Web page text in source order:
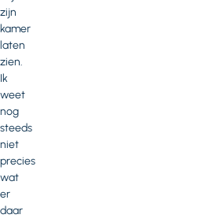
zijn
kamer
laten
zien.
Ik
weet
nog
steeds
niet
precies
wat
er
daar